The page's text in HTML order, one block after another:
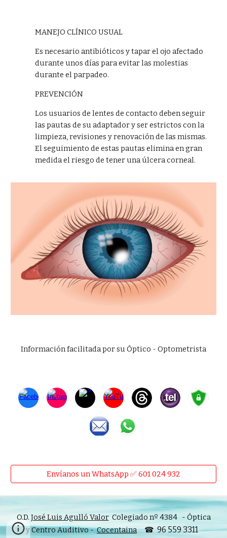
MANEJO CLÍNICO USUAL
Es necesario antibióticos y tapar el ojo afectado
durante unos días para evitar las molestias
durante el parpadeo.
PREVENCIÓN
Los usuarios de lentes de contacto deben seguir
las pautas de su adaptador y ser estrictos con la
limpieza, revisiones y renovación de las mismas.
El seguimiento de estas pautas elimina en gran
medida el riesgo de tener una úlcera corneal.
Información facilitada por su Óptico - Optometrista
Envíanos un WhatsApp ✅ 601 024 932
O.D. José Luis Agulló ValorColegiado nº 4384 - Óptica
y Centro Auditivo -Cocentaina☎96 559 3311